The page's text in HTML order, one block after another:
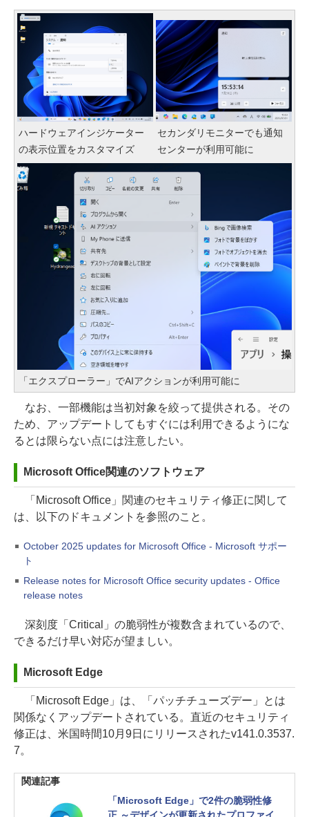
ハードウェアインジケーター
の表示位置をカスタマイズ
セカンダリモニターでも通知
センターが利用可能に
「エクスプローラー」でAIアクションが利用可能に
なお、一部機能は当初対象を絞って提供される。その
ため、アップデートしてもすぐには利用できるようにな
るとは限らない点には注意したい。
Microsoft Office関連のソフトウェア
「Microsoft Office」関連のセキュリティ修正に関して
は、以下のドキュメントを参照のこと。
October 2025 updates for Microsoft Office - Microsoft サポー
ト
Release notes for Microsoft Office security updates - Office
release notes
深刻度「Critical」の脆弱性が複数含まれているので、
できるだけ早い対応が望ましい。
Microsoft Edge
「Microsoft Edge」は、「パッチチューズデー」とは
関係なくアップデートされている。直近のセキュリティ
修正は、米国時間10月9日にリリースされたv141.0.3537.
7。
関連記事
「Microsoft Edge」で2件の脆弱性修